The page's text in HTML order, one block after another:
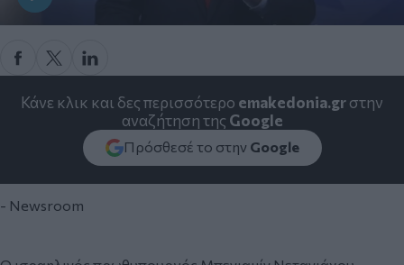
Κάνε κλικ και δες περισσότερο emakedonia.grστην
αναζήτηση της Google
Πρόσθεσέ το στην Google
- Newsroom